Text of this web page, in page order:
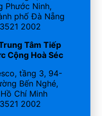
Phước Ninh,
phố Đà Nẵng
2002
Tâm Tiếp
Cộng Hoà Séc
tầng 3, 94-
Bến Nghé,
Chí Minh
2002